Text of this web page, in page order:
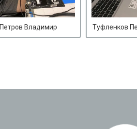
Петров Владимир Туфленков